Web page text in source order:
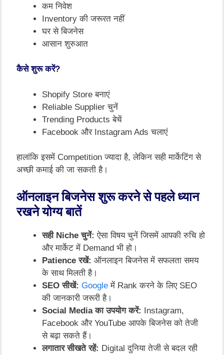
कम निवेश
Inventory की जरूरत नहीं
घर से बिजनेस
आसान शुरुआत
कैसे शुरू करें?
Shopify Store बनाएं
Reliable Supplier चुनें
Trending Products बेचें
Facebook और Instagram Ads चलाएं
हालांकि इसमें Competition ज्यादा है, लेकिन सही मार्केटिंग से
अच्छी कमाई की जा सकती है।
ऑनलाइन बिजनेस शुरू करने से पहले ध्यान
रखने योग्य बातें
सही Niche चुनें: ऐसा विषय चुनें जिसमें आपकी रुचि हो
और मार्केट में Demand भी हो।
Patience रखें: ऑनलाइन बिजनेस में सफलता समय
के साथ मिलती है।
SEO सीखें: Google में Rank करने के लिए SEO
की जानकारी जरूरी है।
Social Media का उपयोग करें: Instagram,
Facebook और YouTube आपके बिजनेस को तेजी
से बढ़ा सकते हैं।
लगातार सीखते रहें: Digital दुनिया तेजी से बदल रही